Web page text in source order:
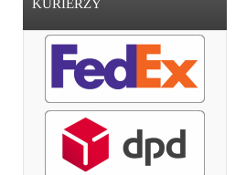
KURIERZY